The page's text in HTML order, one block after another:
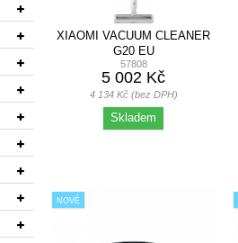
XIAOMI VACUUM CLEANER
G20 EU
57808
5 002 Kč
4 134 Kč (bez DPH)
Skladem
NOVÉ